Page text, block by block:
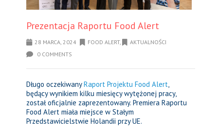
Prezentacja Raportu Food Alert
28 MARCA, 2024 FOOD ALERT,
AKTUALNOŚCI
0 COMMENTS
Długo oczekiwanyRaport Projektu Food Alert,
będący wynikiem kilku miesięcy wytężonej pracy,
został oficjalnie zaprezentowany. Premiera Raportu
Food Alert miała miejsce w Stałym
Przedstawicielstwie Holandii przy UE.